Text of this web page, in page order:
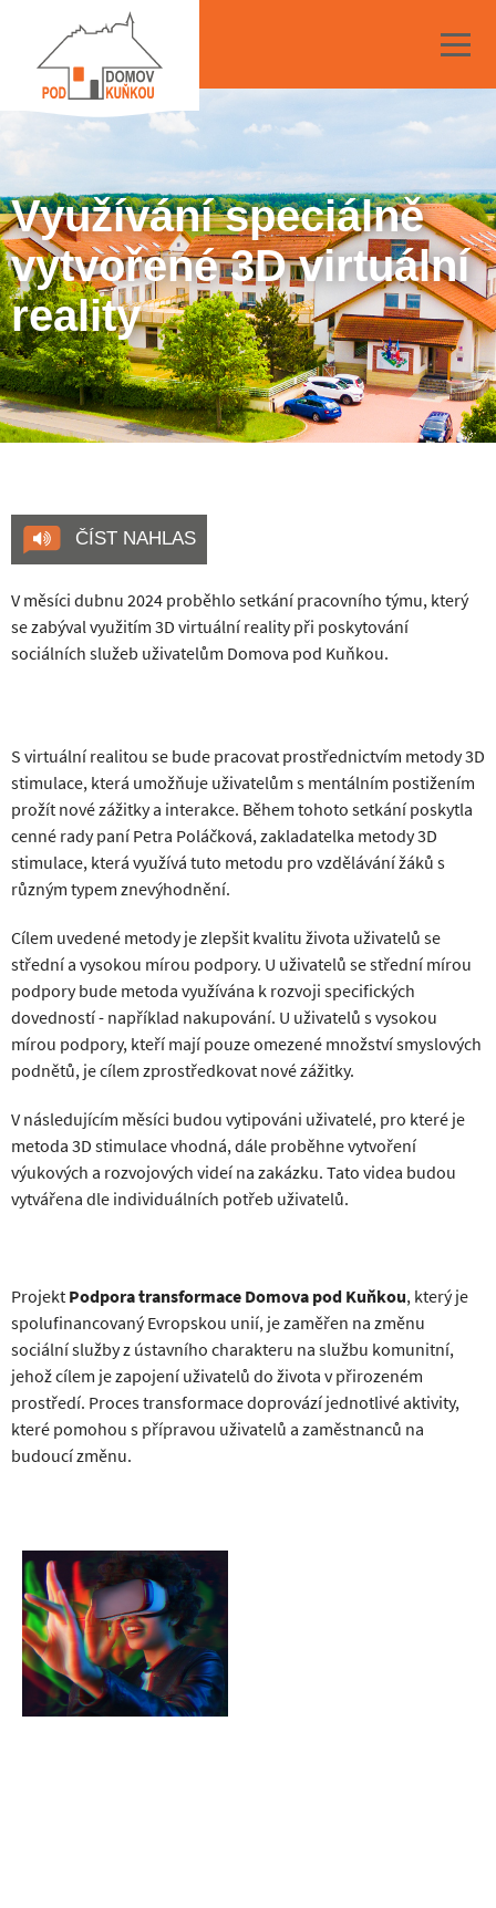
Využívání speciálně
vytvořené 3D virtuální
reality
ČÍST NAHLAS
V měsíci dubnu 2024 proběhlo setkání pracovního týmu, který
se zabýval využitím 3D virtuální reality při poskytování
sociálních služeb uživatelům Domova pod Kuňkou.
S virtuální realitou se bude pracovat prostřednictvím metody 3D
stimulace, která umožňuje uživatelům s mentálním postižením
prožít nové zážitky a interakce. Během tohoto setkání poskytla
cenné rady paní Petra Poláčková, zakladatelka metody 3D
stimulace, která využívá tuto metodu pro vzdělávání žáků s
různým typem znevýhodnění.
Cílem uvedené metody je zlepšit kvalitu života uživatelů se
střední a vysokou mírou podpory. U uživatelů se střední mírou
podpory bude metoda využívána k rozvoji specifických
dovedností - například nakupování. U uživatelů s vysokou
mírou podpory, kteří mají pouze omezené množství smyslových
podnětů, je cílem zprostředkovat nové zážitky.
V následujícím měsíci budou vytipováni uživatelé, pro které je
metoda 3D stimulace vhodná, dále proběhne vytvoření
výukových a rozvojových videí na zakázku. Tato videa budou
vytvářena dle individuálních potřeb uživatelů.
Projekt Podpora transformace Domova pod Kuňkou, který je
spolufinancovaný Evropskou unií, je zaměřen na změnu
sociální služby z ústavního charakteru na službu komunitní,
jehož cílem je zapojení uživatelů do života v přirozeném
prostředí. Proces transformace doprovází jednotlivé aktivity,
které pomohou s přípravou uživatelů a zaměstnanců na
budoucí změnu.